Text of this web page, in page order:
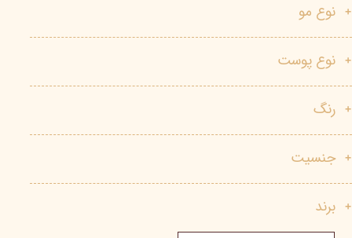
نوع مو
نوع پوست
رنگ
جنسیت
برند